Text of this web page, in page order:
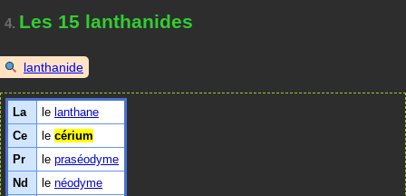
4. Les 15 lanthanides
lanthanide
La le lanthane
Ce
le cérium
Pr
le praséodyme
Nd
le néodyme